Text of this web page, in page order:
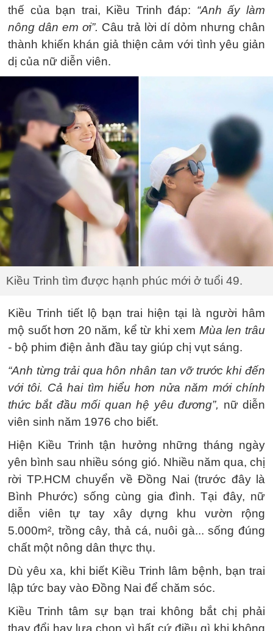
thế của bạn trai, Kiều Trinh đáp: “Anh ấy làm
nông dân em ơi”. Câu trả lời dí dỏm nhưng chân
thành khiến khán giả thiện cảm với tình yêu giản
dị của nữ diễn viên.
Kiều Trinh tìm được hạnh phúc mới ở tuổi 49.
Kiều Trinh tiết lộ bạn trai hiện tại là người hâm
mộ suốt hơn 20 năm, kể từ khi xem Mùa len trâu
- bộ phim điện ảnh đầu tay giúp chị vụt sáng.
“Anh từng trải qua hôn nhân tan vỡ trước khi đến
với tôi. Cả hai tìm hiểu hơn nửa năm mới chính
thức bắt đầu mối quan hệ yêu đương”, nữ diễn
viên sinh năm 1976 cho biết.
Hiện Kiều Trinh tận hưởng những tháng ngày
yên bình sau nhiều sóng gió. Nhiều năm qua, chị
rời TP.HCM chuyển về Đồng Nai (trước đây là
Bình Phước) sống cùng gia đình. Tại đây, nữ
diễn viên tự tay xây dựng khu vườn rộng
5.000m², trồng cây, thả cá, nuôi gà... sống đúng
chất một nông dân thực thụ.
Dù yêu xa, khi biết Kiều Trinh lâm bệnh, bạn trai
lập tức bay vào Đồng Nai để chăm sóc.
Kiều Trinh tâm sự bạn trai không bắt chị phải
thay đổi hay lựa chọn vì bất cứ điều gì khi không